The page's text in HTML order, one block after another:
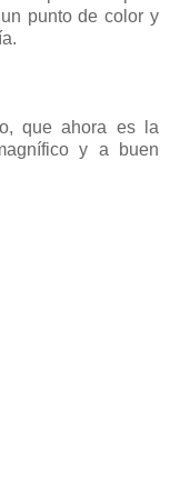
punto de color y
que ahora es la
y a buen